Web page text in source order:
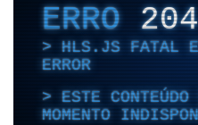
ERRO204
HLS.JS FATAL
ERROR
ESTE
MOMENTO